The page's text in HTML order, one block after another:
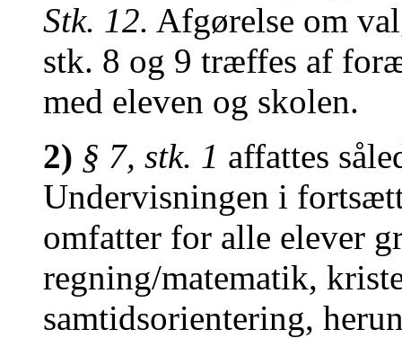
Stk. 12. Afgørelse om
stk. 8 og 9 træffes af
med eleven og skolen.
2) § 7, stk. 1 affattes
Undervisningen i
omfatter for alle elever
regning/matematik,
samtidsorientering,